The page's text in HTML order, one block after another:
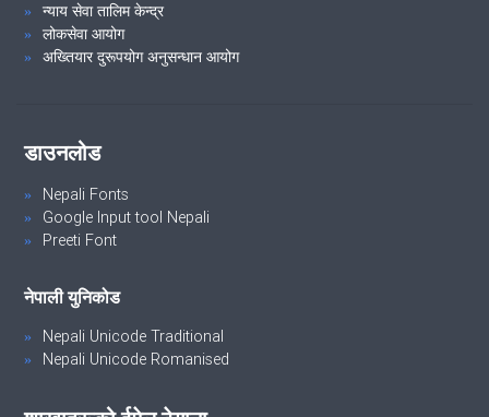
न्याय सेवा तालिम केन्द्र
लोकसेवा आयोग
अख्तियार दुरूपयोग अनुसन्धान आयोग
डाउनलोड
Nepali Fonts
Google Input tool Nepali
Preeti Font
नेपाली युनिकोड
Nepali Unicode Traditional
Nepali Unicode Romanised